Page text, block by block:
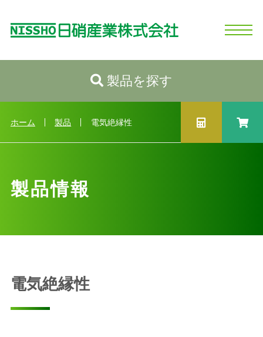
ホーム
日硝産業の強み
シリコーンとは
製品情報
製品情報トップへ カテゴリから探す
業種から探す
会社情報
お問い合わせ
ログイン
新規会員登録
製品を探す
ホーム 製品 電気絶縁性
製品情報
電気絶縁性